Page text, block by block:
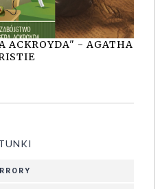
ACKROYDA" - AGATHA